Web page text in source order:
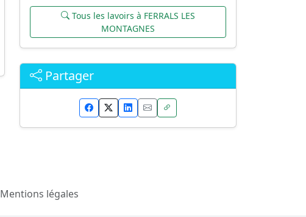
Tous les lavoirs à FERRALS LES
MONTAGNES
Partager
Mentions légales